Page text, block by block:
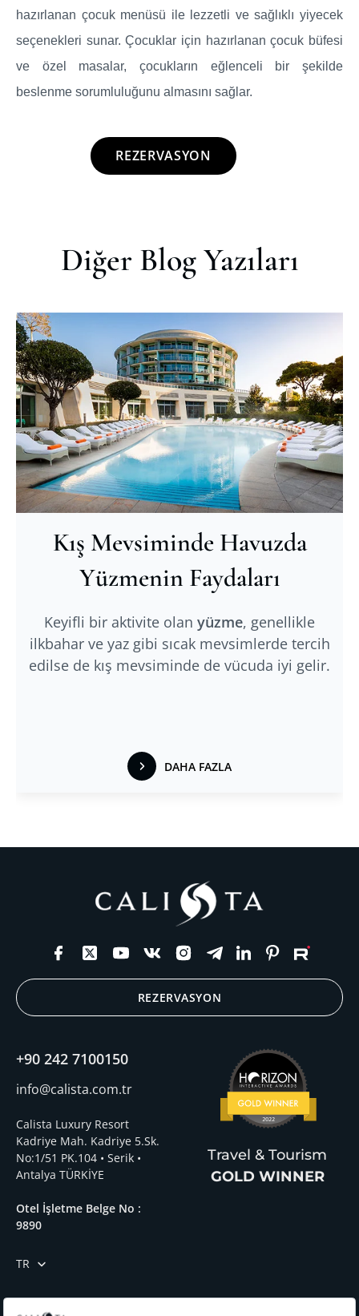
hazırlanan çocuk menüsü ile lezzetli ve sağlıklı yiyecek
seçenekleri sunar. Çocuklar için hazırlanan çocuk büfesi
ve özel masalar, çocukların eğlenceli bir şekilde
beslenme sorumluluğunu almasını sağlar.
REZERVASYON
Diğer Blog Yazıları
Kış Mevsiminde Havuzda
Yüzmenin Faydaları
Keyifli bir aktivite olan yüzme, genellikle
ilkbahar ve yaz gibi sıcak mevsimlerde tercih
edilse de kış mevsiminde de vücuda iyi gelir.
DAHA FAZLA
REZERVASYON
+90 242 7100150
info@calista.com.tr
Calista Luxury Resort
Kadriye Mah. Kadriye 5.Sk.
No:1/51 PK.104 • Serik •
Antalya TÜRKİYE
Otel İşletme Belge No :
9890
TR
Travel & Tourism
GOLD WINNER